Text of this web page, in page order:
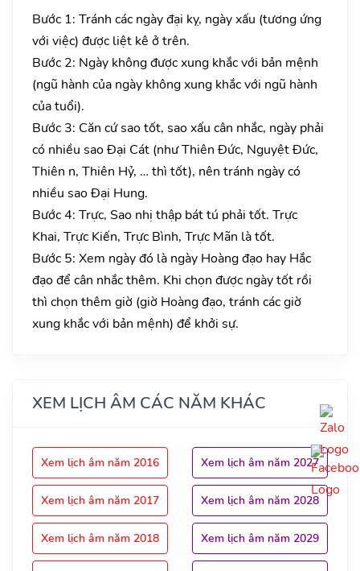
Bước 1: Tránh các ngày đại kỵ, ngày xấu (tương ứng
với việc) được liệt kê ở trên.
Bước 2: Ngày không được xung khắc với bản mệnh
(ngũ hành của ngày không xung khắc với ngũ hành
của tuổi).
Bước 3: Căn cứ sao tốt, sao xấu cân nhắc, ngày phải
có nhiều sao Đại Cát (như Thiên Đức, Nguyệt Đức,
Thiên n, Thiên Hỷ, … thì tốt), nên tránh ngày có
nhiều sao Đại Hung.
Bước 4: Trực, Sao nhị thập bát tú phải tốt. Trực
Khai, Trực Kiến, Trực Bình, Trực Mãn là tốt.
Bước 5: Xem ngày đó là ngày Hoàng đạo hay Hắc
đạo để cân nhắc thêm. Khi chọn được ngày tốt rồi
thì chọn thêm giờ (giờ Hoàng đạo, tránh các giờ
xung khắc với bản mệnh) để khởi sự.
XEM LỊCH ÂM CÁC NĂM KHÁC
Xem lịch âm năm 2016
Xem lịch âm năm 2017
Xem lịch âm năm 2018
Xem lịch âm năm 2027
Xem lịch âm năm 2028
Xem lịch âm năm 2029